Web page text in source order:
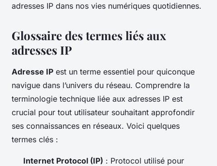
adresses IP dans nos vies numériques quotidiennes.
Glossaire des termes liés aux
adresses IP
Adresse IP est un terme essentiel pour quiconque
navigue dans l’univers du réseau. Comprendre la
terminologie technique liée aux adresses IP est
crucial pour tout utilisateur souhaitant approfondir
ses connaissances en réseaux. Voici quelques
termes clés :
Internet Protocol (IP) : Protocol utilisé pour